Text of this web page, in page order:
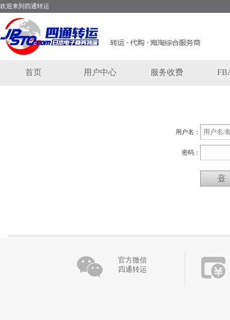
欢迎来到四通转运
首页 用户中心 服务收费
用户名：
密码：
官方微信
四通转运